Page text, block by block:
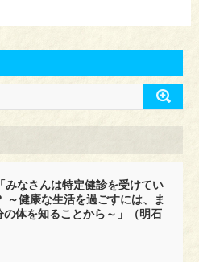
みなさんは特定健診を受けてい
～健康な生活を過ごすには、ま
の体を知ることから～」（明石